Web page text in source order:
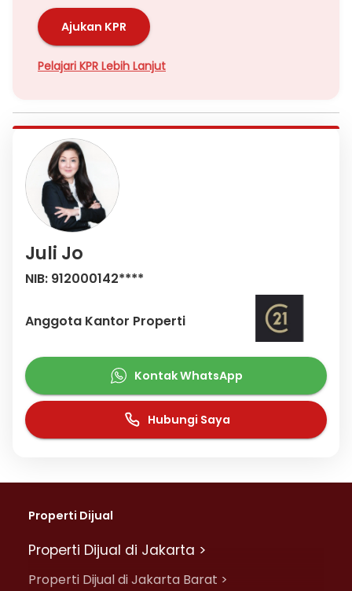
Ajukan KPR
Pelajari KPR Lebih Lanjut
Juli Jo
NIB: 912000142****
Anggota Kantor Properti
Kontak WhatsApp
Hubungi Saya
Properti Dijual
Properti Dijual di Jakarta >
Properti Dijual di Jakarta Barat >